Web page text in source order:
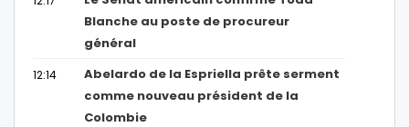
Blanche au poste de procureur
général
12:14
Abelardo de la Espriella prête serment
comme nouveau président de la
Colombie